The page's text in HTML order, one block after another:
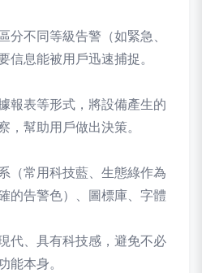
分不同等級告警（如緊急、
信息能被用戶迅速捕捉。
報表等形式，將設備產生的
，幫助用戶做出決策。
（常用科技藍、生態綠作為
的告警色）、圖標庫、字體
代、具有科技感，避免不必
能本身。